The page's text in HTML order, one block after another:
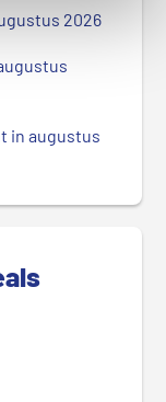
2026
in augustus